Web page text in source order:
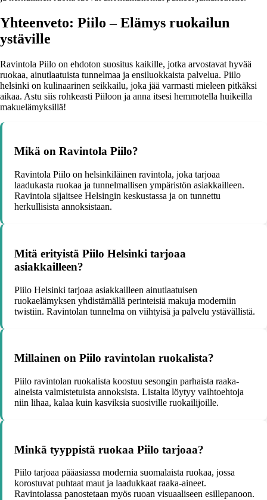
Yhteenveto: Piilo – Elämys ruokailun
ystäville
Ravintola Piilo on ehdoton suositus kaikille, jotka arvostavat hyvää
ruokaa, ainutlaatuista tunnelmaa ja ensiluokkaista palvelua. Piilo
helsinki on kulinaarinen seikkailu, joka jää varmasti mieleen pitkäksi
aikaa. Astu siis rohkeasti Piiloon ja anna itsesi hemmotella huikeilla
makuelämyksillä!
Mikä on Ravintola Piilo?
Ravintola Piilo on helsinkiläinen ravintola, joka tarjoaa
laadukasta ruokaa ja tunnelmallisen ympäristön asiakkailleen.
Ravintola sijaitsee Helsingin keskustassa ja on tunnettu
herkullisista annoksistaan.
Mitä erityistä Piilo Helsinki tarjoaa
asiakkailleen?
Piilo Helsinki tarjoaa asiakkailleen ainutlaatuisen
ruokaelämyksen yhdistämällä perinteisiä makuja moderniin
twistiin. Ravintolan tunnelma on viihtyisä ja palvelu ystävällistä.
Millainen on Piilo ravintolan ruokalista?
Piilo ravintolan ruokalista koostuu sesongin parhaista raaka-
aineista valmistetuista annoksista. Listalta löytyy vaihtoehtoja
niin lihaa, kalaa kuin kasviksia suosiville ruokailijoille.
Minkä tyyppistä ruokaa Piilo tarjoaa?
Piilo tarjoaa pääasiassa modernia suomalaista ruokaa, jossa
korostuvat puhtaat maut ja laadukkaat raaka-aineet.
Ravintolassa panostetaan myös ruoan visuaaliseen esillepanoon.